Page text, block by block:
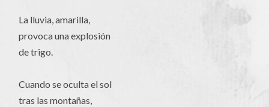
La lluvia, amarilla,
provoca una explosión
de trigo.
Cuando se oculta el sol
tras las montañas,